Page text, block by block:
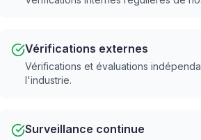
Vérifications externes
Vérifications et évaluations
l'industrie.
Surveillance continue